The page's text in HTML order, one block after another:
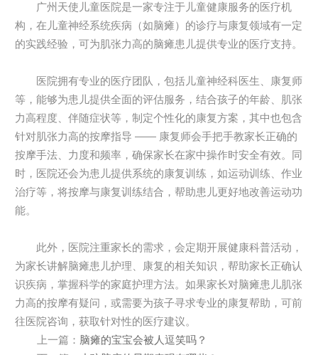
广州天使儿童医院是一家专注于儿童健康服务的医疗机
构，在儿童神经系统疾病（如脑瘫）的诊疗与康复领域有一定
的实践经验，可为肌张力高的脑瘫患儿提供专业的医疗支持。
医院拥有专业的医疗团队，包括儿童神经科医生、康复师
等，能够为患儿提供全面的评估服务，结合孩子的年龄、肌张
力高程度、伴随症状等，制定个性化的康复方案，其中也包含
针对肌张力高的按摩指导 —— 康复师会手把手教家长正确的
按摩手法、力度和频率，确保家长在家中操作时安全有效。同
时，医院还会为患儿提供系统的康复训练，如运动训练、作业
治疗等，将按摩与康复训练结合，帮助患儿更好地改善运动功
能。
此外，医院注重家长的需求，会定期开展健康科普活动，
为家长讲解脑瘫患儿护理、康复的相关知识，帮助家长正确认
识疾病，掌握科学的家庭护理方法。如果家长对脑瘫患儿肌张
力高的按摩有疑问，或需要为孩子寻求专业的康复帮助，可前
往医院咨询，获取针对性的医疗建议。
上一篇： 脑瘫的宝宝会被人逗笑吗？